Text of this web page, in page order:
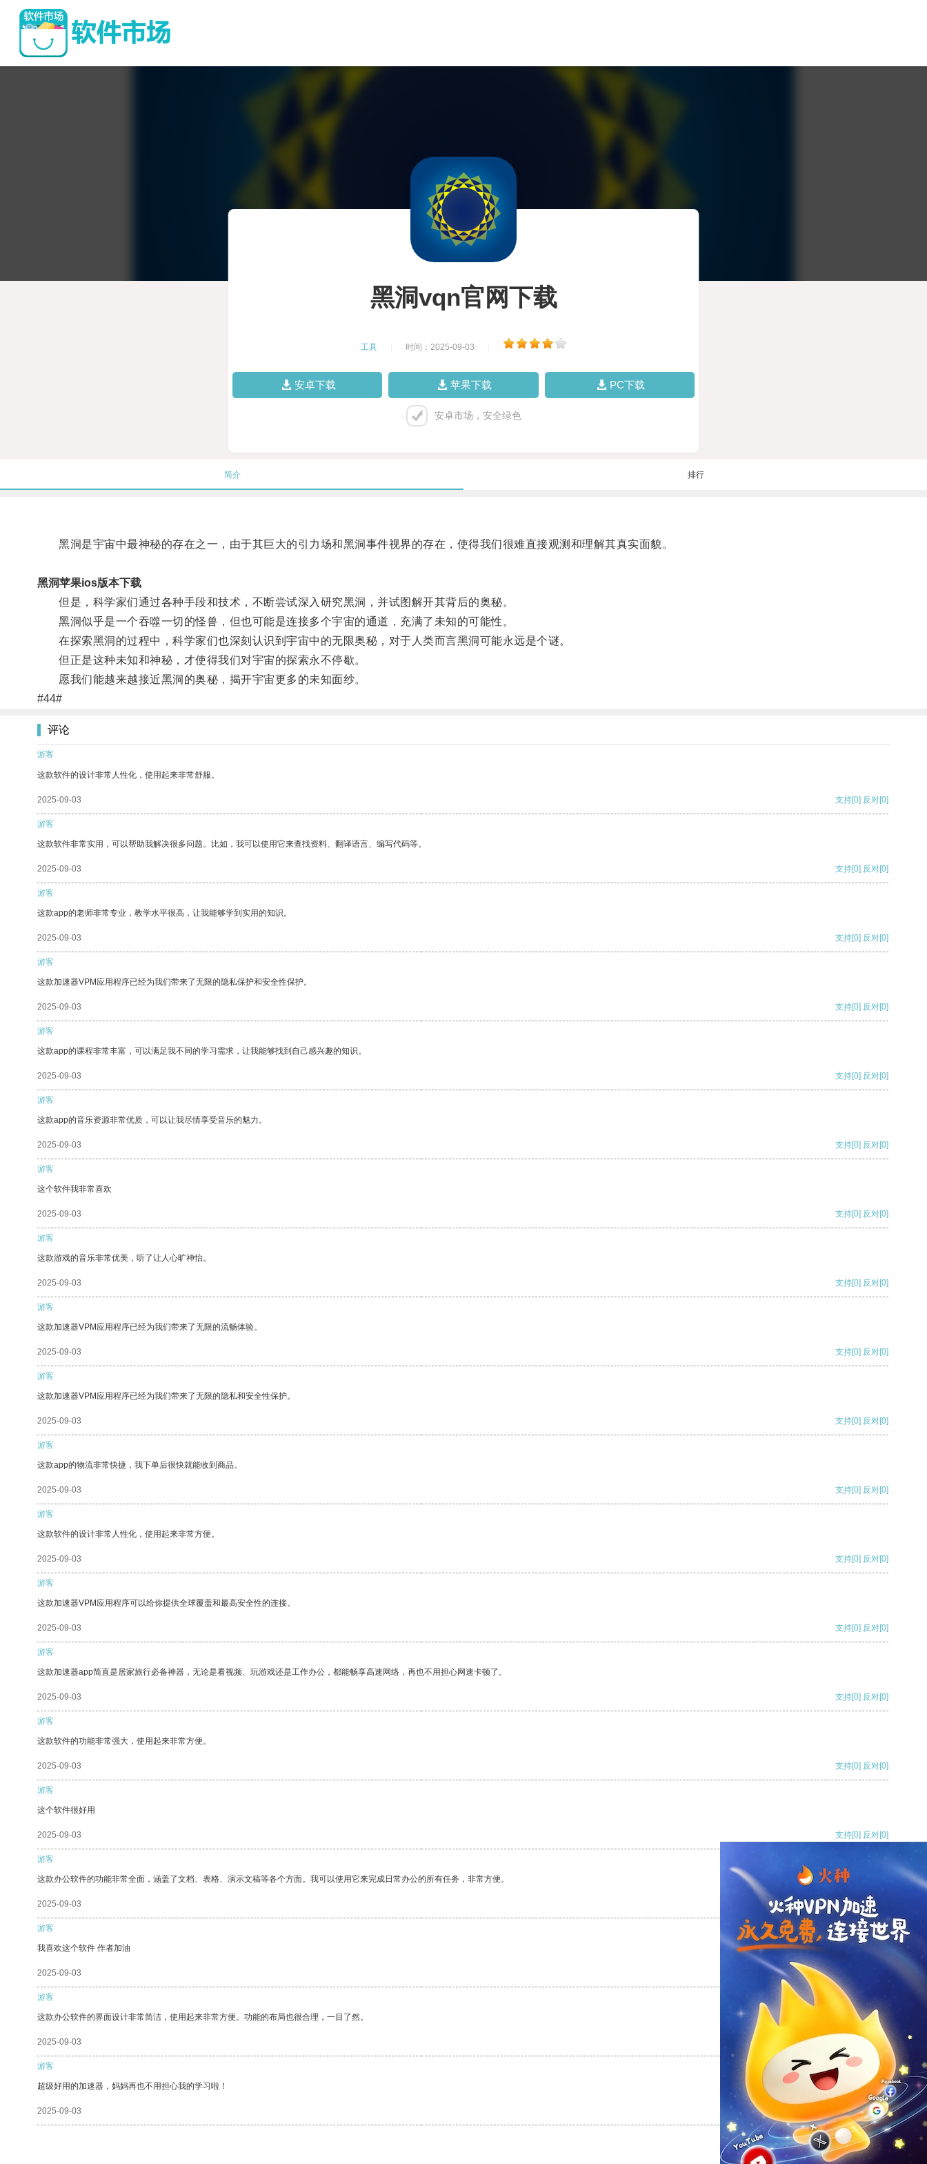
黑洞vqn官网下载
工具 时间：2025-09-03
安卓下载 苹果下载 PC下载
安卓市场，安全绿色
简介 排行
黑洞是宇宙中最神秘的存在之一，由于其巨大的引力场和黑洞事件视界的存在，使得我们很难直接观测和理解其真实面貌。
黑洞苹果ios版本下载
但是，科学家们通过各种手段和技术，不断尝试深入研究黑洞，并试图解开其背后的奥秘。
黑洞似乎是一个吞噬一切的怪兽，但也可能是连接多个宇宙的通道，充满了未知的可能性。
在探索黑洞的过程中，科学家们也深刻认识到宇宙中的无限奥秘，对于人类而言黑洞可能永远是个谜。
但正是这种未知和神秘，才使得我们对宇宙的探索永不停歇。
愿我们能越来越接近黑洞的奥秘，揭开宇宙更多的未知面纱。
#44#
评论
游客
这款软件的设计非常人性化，使用起来非常舒服。
2025-09-03 支持[0] 反对[0]
游客
这款软件非常实用，可以帮助我解决很多问题。比如，我可以使用它来查找资料、翻译语言、编写代码等。
2025-09-03 支持[0] 反对[0]
游客
这款app的老师非常专业，教学水平很高，让我能够学到实用的知识。
2025-09-03 支持[0] 反对[0]
游客
这款加速器VPM应用程序已经为我们带来了无限的隐私保护和安全性保护。
2025-09-03 支持[0] 反对[0]
游客
这款app的课程非常丰富，可以满足我不同的学习需求，让我能够找到自己感兴趣的知识。
2025-09-03 支持[0] 反对[0]
游客
这款app的音乐资源非常优质，可以让我尽情享受音乐的魅力。
2025-09-03 支持[0] 反对[0]
游客
这个软件我非常喜欢
2025-09-03 支持[0] 反对[0]
游客
这款游戏的音乐非常优美，听了让人心旷神怡。
2025-09-03 支持[0] 反对[0]
游客
这款加速器VPM应用程序已经为我们带来了无限的流畅体验。
2025-09-03 支持[0] 反对[0]
游客
这款加速器VPM应用程序已经为我们带来了无限的隐私和安全性保护。
2025-09-03 支持[0] 反对[0]
游客
这款app的物流非常快捷，我下单后很快就能收到商品。
2025-09-03 支持[0] 反对[0]
游客
这款软件的设计非常人性化，使用起来非常方便。
2025-09-03 支持[0] 反对[0]
游客
这款加速器VPM应用程序可以给你提供全球覆盖和最高安全性的连接。
2025-09-03 支持[0] 反对[0]
游客
这款加速器app简直是居家旅行必备神器，无论是看视频、玩游戏还是工作办公，都能畅享高速网络，再也不用担心网速卡顿了。
2025-09-03 支持[0] 反对[0]
游客
这款软件的功能非常强大，使用起来非常方便。
2025-09-03 支持[0] 反对[0]
游客
这个软件很好用
2025-09-03 支持[0] 反对[0]
游客
这款办公软件的功能非常全面，涵盖了文档、表格、演示文稿等各个方面。我可以使用它来完成日常办公的所有任务，非常方便。
2025-09-03 支持[0] 反对
游客
我喜欢这个软件 作者加油
2025-09-03 支持
游客
这款办公软件的界面设计非常简洁，使用起来非常方便。功能的布局也很合理，一目了然。
2025-09-03 反对 [0]
游客
超级好用的加速器，妈妈再也不用担心我的学习啦！
2025-09-03 支持[0] 反对[0]